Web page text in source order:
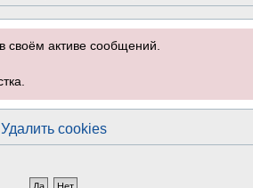
своём активе сообщений.
Удалить cookies